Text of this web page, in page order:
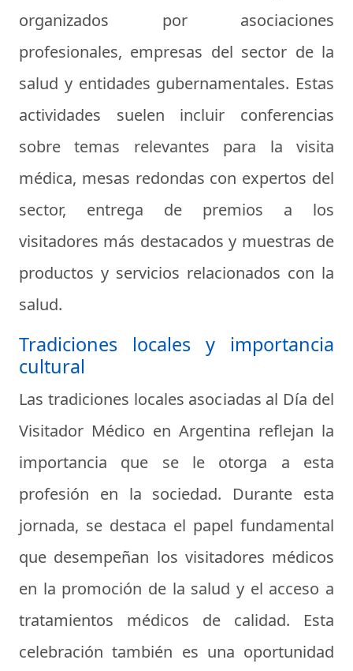
organizados por asociaciones
profesionales, empresas del sector de la
salud y entidades gubernamentales. Estas
actividades suelen incluir conferencias
sobre temas relevantes para la visita
médica, mesas redondas con expertos del
sector, entrega de premios a los
visitadores más destacados y muestras de
productos y servicios relacionados con la
salud.
Tradiciones locales y importancia
cultural
Las tradiciones locales asociadas al Día del
Visitador Médico en Argentina reflejan la
importancia que se le otorga a esta
profesión en la sociedad. Durante esta
jornada, se destaca el papel fundamental
que desempeñan los visitadores médicos
en la promoción de la salud y el acceso a
tratamientos médicos de calidad. Esta
celebración también es una oportunidad